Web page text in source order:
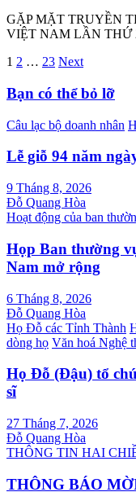
GẶP MẶT TRUYỀN
VIỆT NAM LẦN
Phân
trang
bài
viết
1 2 … 23 Next
Bạn có thể bỏ lỡ
Câu lạc bộ doanh nhân
Lễ giỗ 94 năm
9 Tháng 8, 2026
Đỗ Quang Hòa
Hoạt động của ban
Họp Ban thường
Nam mở rộng
6 Tháng 8, 2026
Đỗ Quang Hòa
Họ Đỗ các Tỉnh Thành
dòng họ Văn hoá Nghệ
Họ Đỗ (Đậu) tổ
sĩ
27 Tháng 7, 2026
Đỗ Quang Hòa
THÔNG TIN HAI
THÔNG BÁO